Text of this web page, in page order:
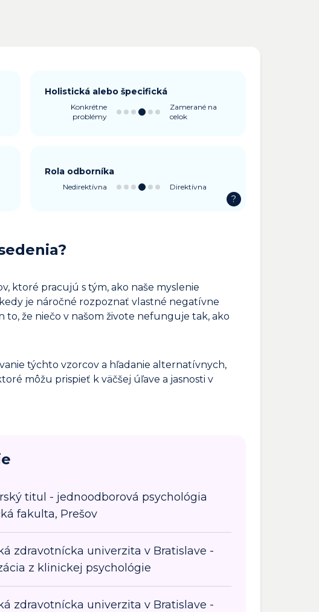
Holistická alebo špecifická
Konkrétne
problémy
Zamerané na
celok
Rola odborníka
Nedirektívna Direktívna
?
ktoré pracujú s tým, ako naše myslenie
je náročné rozpoznať vlastné negatívne
to, že niečo v našom živote nefunguje tak, ako
týchto vzorcov a hľadanie alternatívnych,
môžu prispieť k väčšej úľave a jasnosti v
titul - jednoodborová psychológia
fakulta, Prešov
zdravotnícka univerzita v Bratislave -
z klinickej psychológie
zdravotnícka univerzita v Bratislave -